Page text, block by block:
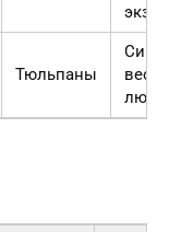
Тюльпаны